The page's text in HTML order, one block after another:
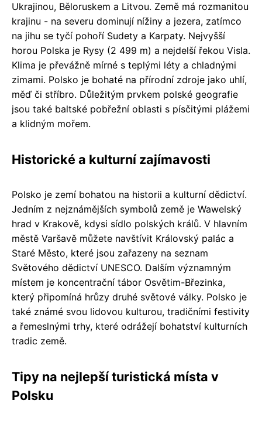
Ukrajinou, Běloruskem a Litvou. Země má rozmanitou
krajinu - na severu dominují nížiny a jezera, zatímco
na jihu se tyčí pohoří Sudety a Karpaty. Nejvyšší
horou Polska je Rysy (2 499 m) a nejdelší řekou Visla.
Klima je převážně mírné s teplými léty a chladnými
zimami. Polsko je bohaté na přírodní zdroje jako uhlí,
měď či stříbro. Důležitým prvkem polské geografie
jsou také baltské pobřežní oblasti s písčitými plážemi
a klidným mořem.
Historické a kulturní zajímavosti
Polsko je zemí bohatou na historii a kulturní dědictví.
Jedním z nejznámějších symbolů země je Wawelský
hrad v Krakově, kdysi sídlo polských králů. V hlavním
městě Varšavě můžete navštívit Královský palác a
Staré Město, které jsou zařazeny na seznam
Světového dědictví UNESCO. Dalším významným
místem je koncentrační tábor Osvětim-Březinka,
který připomíná hrůzy druhé světové války. Polsko je
také známé svou lidovou kulturou, tradičními festivity
a řemeslnými trhy, které odrážejí bohatství kulturních
tradic země.
Tipy na nejlepší turistická místa v
Polsku